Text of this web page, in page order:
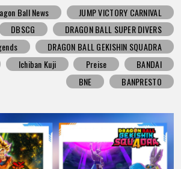
Ball News
JUMP VICTORY CARNIVAL
DBSCG
DRAGON BALL SUPER DIVERS
DRAGON BALL GEKISHIN SQUADRA
Ichiban Kuji Preise
BANDAI
BNE
BANPRESTO